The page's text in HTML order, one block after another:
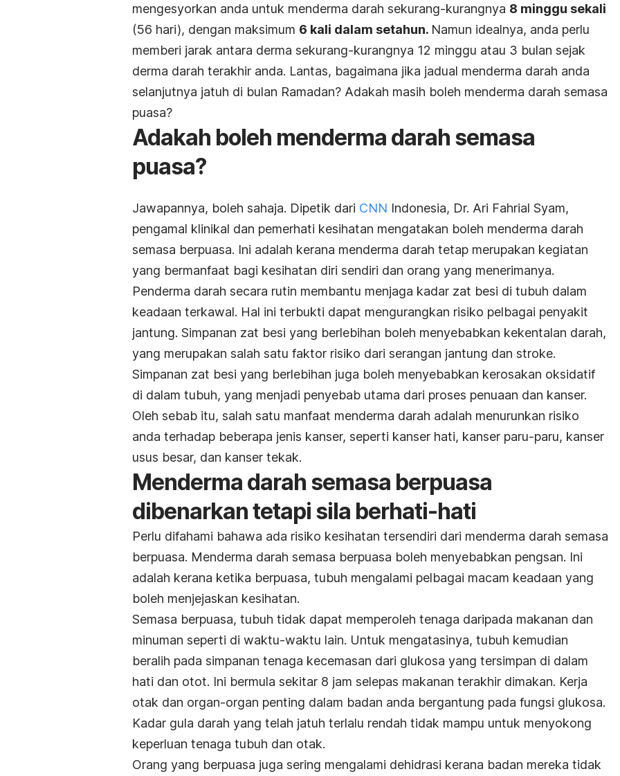
mengesyorkan anda untuk menderma darah sekurang-kurangnya 8 minggu sekali
(56 hari), dengan maksimum 6 kali dalam setahun. Namun idealnya, anda perlu
memberi jarak antara derma sekurang-kurangnya 12 minggu atau 3 bulan sejak
derma darah terakhir anda. Lantas, bagaimana jika jadual menderma darah anda
selanjutnya jatuh di bulan Ramadan? Adakah masih boleh menderma darah semasa
puasa?
Adakah boleh menderma darah semasa
puasa?
Jawapannya, boleh sahaja. Dipetik dari CNN Indonesia, Dr. Ari Fahrial Syam,
pengamal klinikal dan pemerhati kesihatan mengatakan boleh menderma darah
semasa berpuasa. Ini adalah kerana menderma darah tetap merupakan kegiatan
yang bermanfaat bagi kesihatan diri sendiri dan orang yang menerimanya.
Penderma darah secara rutin membantu menjaga kadar zat besi di tubuh dalam
keadaan terkawal. Hal ini terbukti dapat mengurangkan risiko pelbagai penyakit
jantung. Simpanan zat besi yang berlebihan boleh menyebabkan kekentalan darah,
yang merupakan salah satu faktor risiko dari serangan jantung dan stroke.
Simpanan zat besi yang berlebihan juga boleh menyebabkan kerosakan oksidatif
di dalam tubuh, yang menjadi penyebab utama dari proses penuaan dan kanser.
Oleh sebab itu, salah satu manfaat menderma darah adalah menurunkan risiko
anda terhadap beberapa jenis kanser, seperti kanser hati, kanser paru-paru, kanser
usus besar, dan kanser tekak.
Menderma darah semasa berpuasa
dibenarkan tetapi sila berhati-hati
Perlu difahami bahawa ada risiko kesihatan tersendiri dari menderma darah semasa
berpuasa. Menderma darah semasa berpuasa boleh menyebabkan pengsan. Ini
adalah kerana ketika berpuasa, tubuh mengalami pelbagai macam keadaan yang
boleh menjejaskan kesihatan.
Semasa berpuasa, tubuh tidak dapat memperoleh tenaga daripada makanan dan
minuman seperti di waktu-waktu lain. Untuk mengatasinya, tubuh kemudian
beralih pada simpanan tenaga kecemasan dari glukosa yang tersimpan di dalam
hati dan otot. Ini bermula sekitar 8 jam selepas makanan terakhir dimakan. Kerja
otak dan organ-organ penting dalam badan anda bergantung pada fungsi glukosa.
Kadar gula darah yang telah jatuh terlalu rendah tidak mampu untuk menyokong
keperluan tenaga tubuh dan otak.
Orang yang berpuasa juga sering mengalami dehidrasi kerana badan mereka tidak